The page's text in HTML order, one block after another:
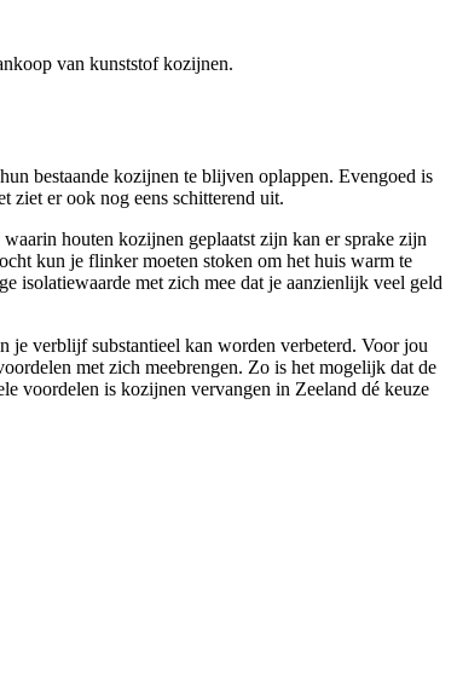
van kunststof kozijnen.
bestaande kozijnen te blijven oplappen. Evengoed is
ziet er ook nog eens schitterend uit.
houten kozijnen geplaatst zijn kan er sprake zijn
kun je flinker moeten stoken om het huis warm te
isolatiewaarde met zich mee dat je aanzienlijk veel geld
je verblijf substantieel kan worden verbeterd. Voor jou
met zich meebrengen. Zo is het mogelijk dat de
voordelen is kozijnen vervangen in Zeeland dé keuze